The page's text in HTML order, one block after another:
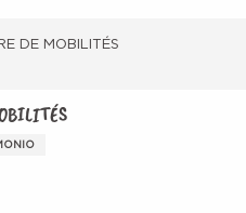
DE MOBILITÉS